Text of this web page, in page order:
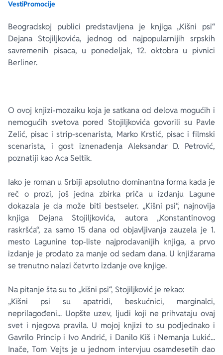
VestiPromocije
Beogradskoj publici predstavljena je knjiga „Kišni psi“
Dejana Stojiljkovića, jednog od najpopularnijih srpskih
savremenih pisaca, u ponedeljak, 12. oktobra u pivnici
Berliner.
O ovoj knjizi-mozaiku koja je satkana od delova mogućih i
nemogućih svetova pored Stojiljkovića govorili su Pavle
Zelić, pisac i strip-scenarista, Marko Krstić, pisac i filmski
scenarista, i gost iznenađenja Aleksandar D. Petrović,
poznatiji kao Aca Seltik.
Iako je roman u Srbiji apsolutno dominantna forma kada je
reč o prozi, još jedna zbirka priča u izdanju Lagune
dokazala je da može biti bestseler. „Kišni psi“, najnovija
knjiga Dejana Stojiljkovića, autora „Konstantinovog
raskršća“, za samo 15 dana od objavljivanja zauzela je 1.
mesto Lagunine top-liste najprodavanijih knjiga, a prvo
izdanje je prodato za manje od sedam dana. U knjižarama
se trenutno nalazi četvrto izdanje ove knjige.
Na pitanje šta su to „kišni psi“, Stojiljković je rekao:
„Kišni psi su apatridi, beskućnici, marginalci,
neprilagođeni... Uopšte uzev, ljudi koji ne prihvataju ovaj
svet i njegova pravila. U mojoj knjizi to su podjednako i
Gavrilo Princip i Ivo Andrić, i Danilo Kiš i Nemanja Lukić...
Inače, Tom Vejts je u jednom intervjuu osamdesetih dao
Ekranizovane knjige
Za poklon
Autori
Poezija
Lični razvoj i popularna psihologija
Bojan Ljubenović
Dejan Tiago-Stanković
Peter Handke
Harlan Koben